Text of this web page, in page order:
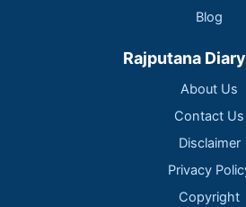
Blog
Rajputana
About Us
Contact Us
Disclaimer
Privacy
Copyright